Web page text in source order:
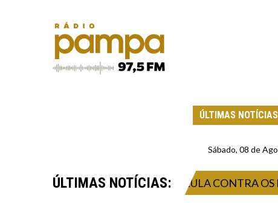
ÚLTIMAS NOTÍCIAS
Sábado, 08 de
ÚLTIMAS NOTÍCIAS:
CRITICA “BRAVATAS” DE LULA CONTRA OS